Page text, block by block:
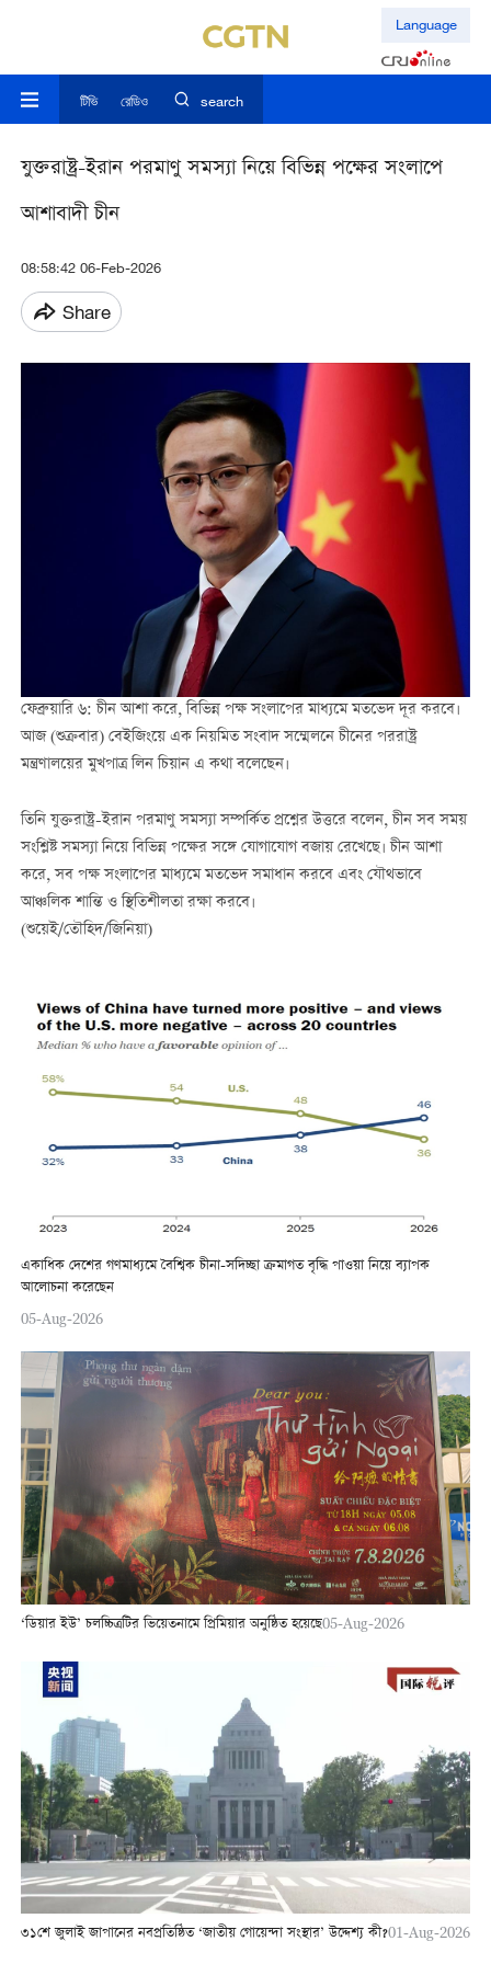
Language
টিভি রেডিও search
যুক্তরাষ্ট্র-ইরান পরমাণু সমস্যা নিয়ে বিভিন্ন পক্ষের সংলাপে
আশাবাদী চীন
08:58:42 06-Feb-2026
Share
ফেব্রুয়ারি ৬: চীন আশা করে, বিভিন্ন পক্ষ সংলাপের মাধ্যমে মতভেদ দূর করবে।
আজ (শুক্রবার) বেইজিংয়ে এক নিয়মিত সংবাদ সম্মেলনে চীনের পররাষ্ট্র
মন্ত্রণালয়ের মুখপাত্র লিন চিয়ান এ কথা বলেছেন।
তিনি যুক্তরাষ্ট্র-ইরান পরমাণু সমস্যা সম্পর্কিত প্রশ্নের উত্তরে বলেন, চীন সব সময়
সংশ্লিষ্ট সমস্যা নিয়ে বিভিন্ন পক্ষের সঙ্গে যোগাযোগ বজায় রেখেছে। চীন আশা
করে, সব পক্ষ সংলাপের মাধ্যমে মতভেদ সমাধান করবে এবং যৌথভাবে
আঞ্চলিক শান্তি ও স্থিতিশীলতা রক্ষা করবে।
(শুয়েই/তৌহিদ/জিনিয়া)
একাধিক দেশের গণমাধ্যমে বৈশ্বিক চীনা-সদিচ্ছা ক্রমাগত বৃদ্ধি পাওয়া নিয়ে ব্যাপক
আলোচনা করেছেন
05-Aug-2026
‘ডিয়ার ইউ’ চলচ্চিত্রটির ভিয়েতনামে প্রিমিয়ার অনুষ্ঠিত হয়েছে05-Aug-2026
৩১শে জুলাই জাপানের নবপ্রতিষ্ঠিত ‘জাতীয় গোয়েন্দা সংস্থার’ উদ্দেশ্য কী?01-Aug-2026